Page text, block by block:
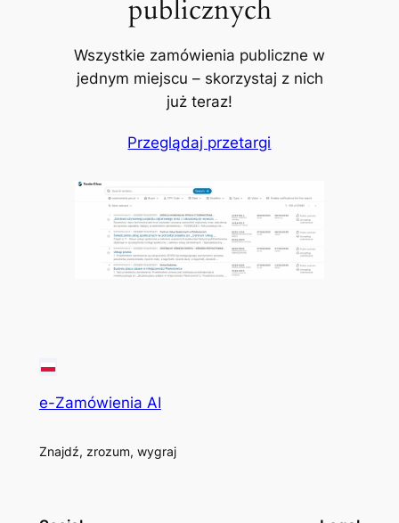
publicznych
Wszystkie zamówienia publiczne w
jednym miejscu – skorzystaj z nich
już teraz!
Przeglądaj przetargi
e-Zamówienia AI
Znajdź, zrozum, wygraj